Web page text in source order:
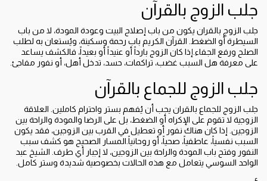
جلب الزوج بالقرآن
جلب الزوج بالقران يكون من باب إصلاح البيت وعودة المودة، لا من باب
السيطرة أو الضغط. القرآن الكريم باب رحمة وسكينة، ويُستعان به لطلب
الصلح ورفع الجفاء.إذا كان الزوج بارداً أو عنيداً أو بعيداً، فالكشف يساعد
على معرفة هل السبب غضب، تراكمات، حسد، تدخل أهل، أو نفور مفاجئ.
جلب الزوج للجماع بالقرآن
جلب الزوج للجماع بالقران يجب أن يُفهم بستر واحترام كاملين. العلاقة
الزوجية لا تقوم على الإكراه أو الضغط، بل على الرضا والمودة والراحة بين
الزوجين. إذا كان هناك نفور أو تعطيل في القرب بين الزوجين، فقد يكون
السبب نفسياً، عاطفياً، صحياً، أو روحانياً.المسار الصحيح هو كشف سبب
النفور وفتح باب المودة والراحة بين الزوجين، لا إجبار أي طرف. الشيخ عبد
الواحد السوسي يتعامل مع هذه الحالات بخصوصية شديدة وستر كامل.